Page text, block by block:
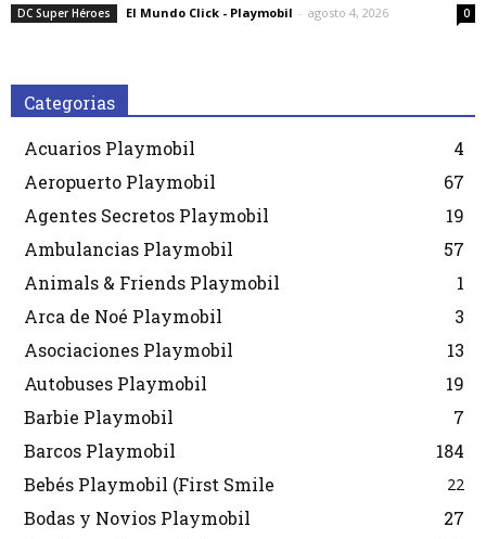
DC Super Héroes El Mundo Click - Playmobil - agosto 4, 2026 0
Categorias
Acuarios Playmobil
4
Aeropuerto Playmobil
67
Agentes Secretos Playmobil
19
Ambulancias Playmobil
57
Animals & Friends Playmobil
1
Arca de Noé Playmobil
3
Asociaciones Playmobil
13
Autobuses Playmobil
19
Barbie Playmobil
7
Barcos Playmobil
184
Bebés Playmobil (First Smile
22
Bodas y Novios Playmobil
27